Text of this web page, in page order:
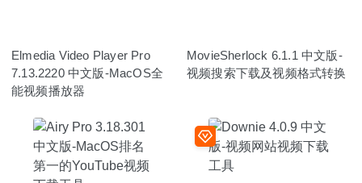
Elmedia Video Player Pro
7.13.2220 中文版-MacOS全
能视频播放器
MovieSherlock 6.1.1 中文版-
视频搜索下载及视频格式转换